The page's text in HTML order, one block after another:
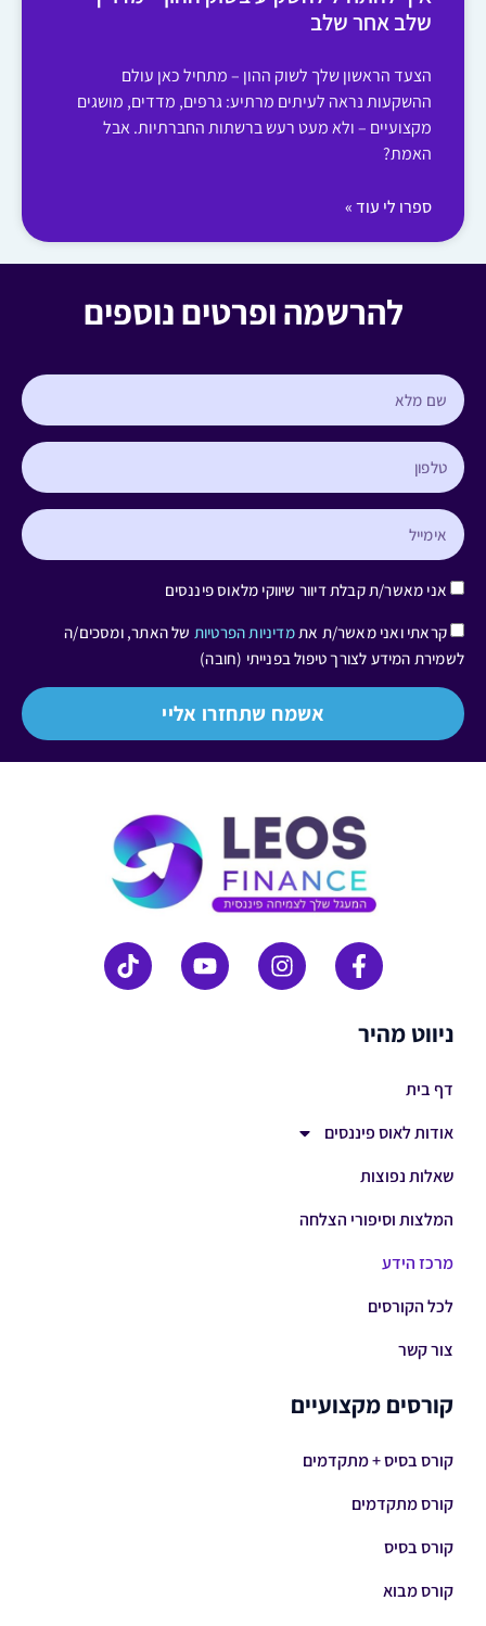
שלב אחר שלב
הצעד הראשון שלך לשוק ההון – מתחיל כאן עולם
ההשקעות נראה לעיתים מרתיע: גרפים, מדדים, מושגים
מקצועיים – ולא מעט רעש ברשתות החברתיות. אבל
האמת?
ספרו לי עוד »
להרשמה ופרטים נוספים
אני מאשר/ת קבלת דיוור שיווקי מלאוס פיננסים
קראתי ואני מאשר/ת אתמדיניות הפרטיות של האתר, ומסכים/ה
לשמירת המידע לצורך טיפול בפנייתי (חובה)
אשמח שתחזרו אליי
ניווט מהיר
דף בית
אודות לאוס פיננסים
שאלות נפוצות
המלצות וסיפורי הצלחה
מרכז הידע
לכל הקורסים
צור קשר
קורסים מקצועיים
קורס בסיס + מתקדמים
קורס מתקדמים
קורס בסיס
קורס מבוא